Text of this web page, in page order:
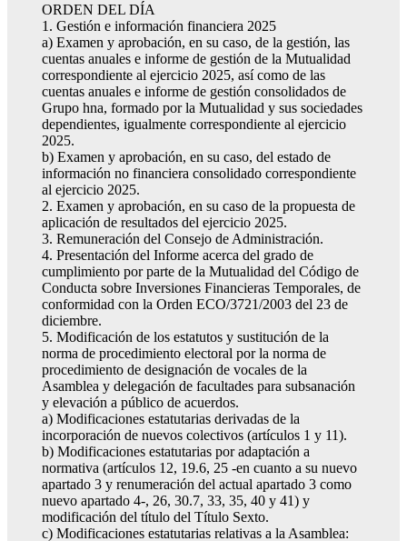
ORDEN DEL DÍA
1. Gestión e información financiera 2025
a) Examen y aprobación, en su caso, de la gestión, las
cuentas anuales e informe de gestión de la Mutualidad
correspondiente al ejercicio 2025, así como de las
cuentas anuales e informe de gestión consolidados de
Grupo hna, formado por la Mutualidad y sus sociedades
dependientes, igualmente correspondiente al ejercicio
2025.
b) Examen y aprobación, en su caso, del estado de
información no financiera consolidado correspondiente
al ejercicio 2025.
2. Examen y aprobación, en su caso de la propuesta de
aplicación de resultados del ejercicio 2025.
3. Remuneración del Consejo de Administración.
4. Presentación del Informe acerca del grado de
cumplimiento por parte de la Mutualidad del Código de
Conducta sobre Inversiones Financieras Temporales, de
conformidad con la Orden ECO/3721/2003 del 23 de
diciembre.
5. Modificación de los estatutos y sustitución de la
norma de procedimiento electoral por la norma de
procedimiento de designación de vocales de la
Asamblea y delegación de facultades para subsanación
y elevación a público de acuerdos.
a) Modificaciones estatutarias derivadas de la
incorporación de nuevos colectivos (artículos 1 y 11).
b) Modificaciones estatutarias por adaptación a
normativa (artículos 12, 19.6, 25 -en cuanto a su nuevo
apartado 3 y renumeración del actual apartado 3 como
nuevo apartado 4-, 26, 30.7, 33, 35, 40 y 41) y
modificación del título del Título Sexto.
c) Modificaciones estatutarias relativas a la Asamblea: